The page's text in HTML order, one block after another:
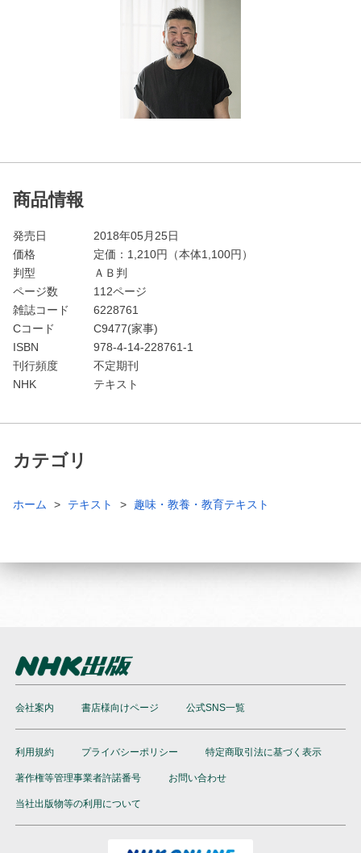
商品情報
発売日
2018年05月25日
価格
定価： 1,210円（本体1,100円）
判型
ＡＢ判
ページ数
112ページ
雑誌コード
6228761
Cコード
C9477(家事)
ISBN
978-4-14-228761-1
刊行頻度
不定期刊
NHK
テキスト
カテゴリ
ホーム テキスト 趣味・教養・教育テキスト
会社案内 書店様向けページ 公式SNS一覧
利用規約 プライバシーポリシー 特定商取引法に基づく表示
著作権等管理事業者許諾番号 お問い合わせ
当社出版物等の利用について